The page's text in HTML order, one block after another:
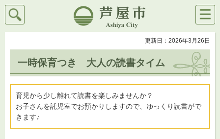
芦屋市
検索
メニ
ュー
更新日：2026年3月26日
一時保育つき 大人の読書タイム
育児から少し離れて読書を楽しみませんか？
お子さんを託児室でお預かりしますので、ゆっくり読書がで
きます♪